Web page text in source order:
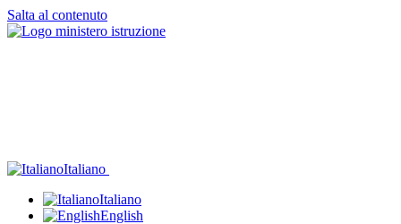
Salta al contenuto
Italiano
Italiano
English